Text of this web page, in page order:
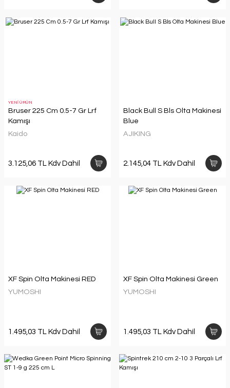
YENİ ÜRÜN
Bruser 225 Cm 0.5-7 Gr Lrf
Kamışı
Kaido
3.125,06 TL Kdv Dahil
Black Bull S Bls Olta Makinesi
Blue
AJIKING
2.145,04 TL Kdv Dahil
XF Spin Olta Makinesi RED
YUMOSHI
1.495,03 TL Kdv Dahil
XF Spin Olta Makinesi Green
YUMOSHI
1.495,03 TL Kdv Dahil